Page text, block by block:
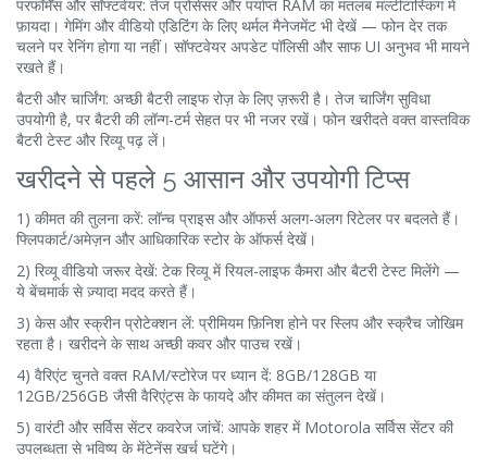
परफॉर्मेंस और सॉफ्टवेयर: तेज प्रोसेसर और पर्याप्त RAM का मतलब मल्टीटास्किंग में
फ़ायदा। गेमिंग और वीडियो एडिटिंग के लिए थर्मल मैनेजमेंट भी देखें — फोन देर तक
चलने पर रेनिंग होगा या नहीं। सॉफ्टवेयर अपडेट पॉलिसी और साफ UI अनुभव भी मायने
रखते हैं।
बैटरी और चार्जिंग: अच्छी बैटरी लाइफ रोज़ के लिए ज़रूरी है। तेज चार्जिंग सुविधा
उपयोगी है, पर बैटरी की लॉन्ग-टर्म सेहत पर भी नजर रखें। फोन खरीदते वक्त वास्तविक
बैटरी टेस्ट और रिव्यू पढ़ लें।
खरीदने से पहले 5 आसान और उपयोगी टिप्स
1) कीमत की तुलना करें: लॉन्च प्राइस और ऑफर्स अलग-अलग रिटेलर पर बदलते हैं।
फ्लिपकार्ट/अमेज़न और आधिकारिक स्टोर के ऑफर्स देखें।
2) रिव्यू वीडियो जरूर देखें: टेक रिव्यू में रियल-लाइफ कैमरा और बैटरी टेस्ट मिलेंगे —
ये बेंचमार्क से ज़्यादा मदद करते हैं।
3) केस और स्क्रीन प्रोटेक्शन लें: प्रीमियम फ़िनिश होने पर स्लिप और स्क्रैच जोखिम
रहता है। खरीदने के साथ अच्छी कवर और पाउच रखें।
4) वैरिएंट चुनते वक्त RAM/स्टोरेज पर ध्यान दें: 8GB/128GB या
12GB/256GB जैसी वैरिएंट्स के फायदे और कीमत का संतुलन देखें।
5) वारंटी और सर्विस सेंटर कवरेज जांचें: आपके शहर में Motorola सर्विस सेंटर की
उपलब्धता से भविष्य के मेंटेनेंस खर्च घटेंगे।